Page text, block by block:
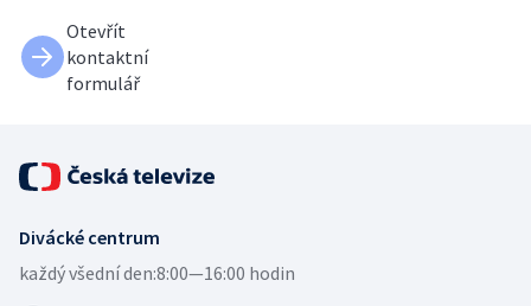
Otevřít
kontaktní
formulář
Divácké centrum
každý všední den:8:00—16:00 hodin